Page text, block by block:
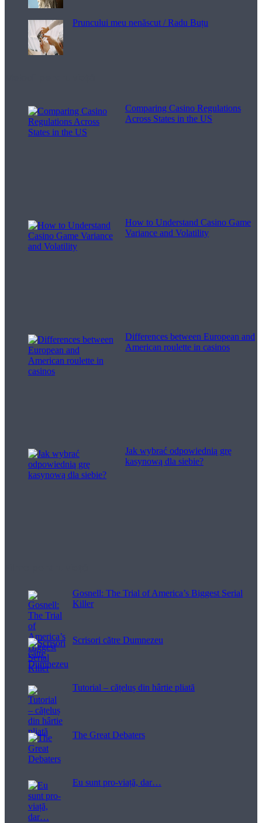
Pruncului meu nenăscut / Radu Buțu
Comparing Casino Regulations
Across States in the US
How to Understand Casino Game
Variance and Volatility
Differences between European and
American roulette in casinos
Jak wybrać odpowiednią grę
kasynową dla siebie?
Gosnell: The Trial of America’s Biggest Serial
Killer
Scrisori către Dumnezeu
Tutorial – cățeluș din hârtie pliată
The Great Debaters
Eu sunt pro-viață, dar…